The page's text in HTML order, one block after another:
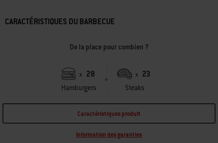
CARACTÉRISTIQUES DU BARBECUE
De la place pour combien ?
x 28
Hamburgers
x 23
Steaks
Caractéristiques produit
Information des garanties